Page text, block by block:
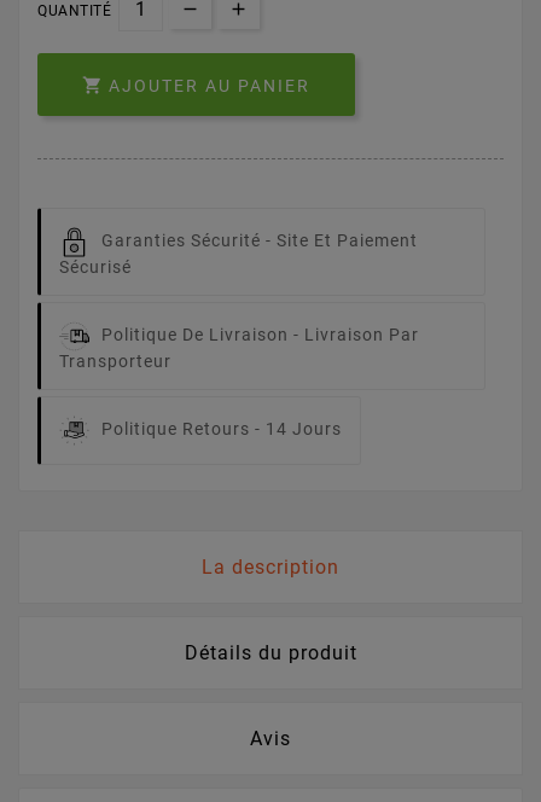
QUANTITÉ
 AJOUTER AU PANIER
Garanties Sécurité - Site Et Paiement
Sécurisé
Politique De Livraison - Livraison Par
Transporteur
Politique Retours - 14 Jours
La description
Détails du produit
Avis